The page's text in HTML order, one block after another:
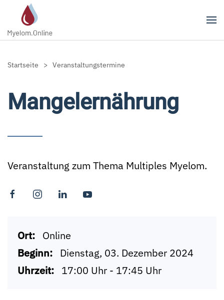
Zum Hauptinhalt springen
Startseite Veranstaltungstermine
Mangelernährung
Veranstaltung zum Thema Multiples Myelom.
Ort: Online
Beginn: Dienstag, 03. Dezember 2024
Uhrzeit: 17:00 Uhr - 17:45 Uhr